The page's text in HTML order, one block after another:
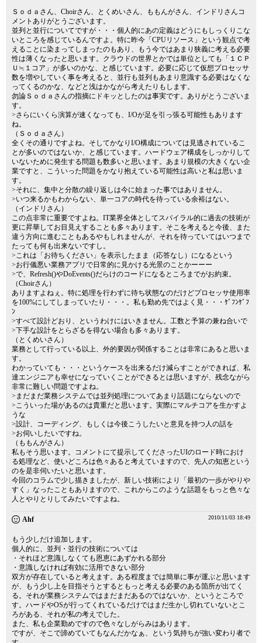
Ｓｏｄａさん、Choirさん、とくめいさん、ももんがさん、インドリさんコ
メントありがとうございます。
並列と並行についてですが・・・個人的にあの定義はどうにもしっくりこな
いところを感じているんですよ。特に昨今「CPUリソース」という観点で考
えることに染まってしまったのもあり、もう今ではあまり狭義に考える必要
性は薄くなったと思います。クラウドの世界とかでは単位としても「１ＣＰ
Ｕ≒１コア」が多いのかな、と感じています。必要に応じて仮想プロセッサ
数を増やしていく事を考えると、並行も並列もあまり意識する必要はなくな
ってくるのかな、などと浅はかながら考えたりもします。
勿論Ｓｏｄａさんの指摘にドキッとしたのは事実です。ありがとうございま
す。
>さらにいくら演算が速くなっても、I/Oが足を引っ張る可能性もあります
ね。
（Ｓｏｄａさん）
全くその通りですよね。そしてかなりI/O構成については見逃されているこ
とが多いのではないか、と感じています。ハードウェア構成をしっかりして
いないために発生する問題も数多いと思います。あまり規模の大きくない企
業ですと、こういった問題をかなり抱えている可能性は高いと私は思いま
す。
>それに、集中と分散の繰り返しは今に始まった事ではありません。
>いつ来るかもわからない、単一コアの時代を待っている余裕はない。
（インドリさん）
この点非常に重要ですよね。IT業界全体としてスパイラル的に過去の技術が
更に昇華してお目見えすることも多々あります。そこを考えると今後、また
違う方向に進むこともあるやもしれませんが、それを待っていてはいつまで
たっても何も出来ないですし。
>これは「お待ちください」を表示したまま（応答なし）になるという
>お行儀悪い業務アプリで日常的に見かける光景のことかーーー
>で、Refresh()やDoEvents()だらけのコードになるところまでがお約束。
（Choirさん）
ありますよねぇ。特に処理を行わずに待ち状態なのだけどプロセッサ使用率
を100%にしてしまっていたり・・・。私も勤め先ではよく見・・・ｹﾞﾌﾝｹﾞﾌ
ﾝ
>すべて設計どおり、というわけにはいきません。工数と予算の兼ね合いで
>下手な設計をとらざるを得ない場合も多々あります。
（とくめいさん）
業務として行っている以上、外的要因が関係することは非常にあると思いま
す。
わかっていても・・・というケースを出来るだけ減らすことができれば、私
達エンジニアも幸せになっていくことができるとは思いますが、残念ながら
非常に難しい問題ですよね。
>まだまだ業務システムでは並列処理についてあまり話題にならないので
>こういった場があるのは貴重だと思います。実際にマルチコアを生かすよ
うな
>設計、コーディング、もしくは今後こうしたいと意見を持つ人の話を
>お伺いしたいですね。
（ももんがさん）
私もそう思います。コメントにて提示してくださったUIのロード時におけ
る処理など、使いどころは色々あると考えていますので、先人の知恵という
のを是非伺いたいと思います。
今回のコラムで少し描きましたが、新しい技術により「最初の一歩がやりや
すく」なったこともありますので、これからこのような話題をもっと色々な
人とやりとりしてみたいですよね。
Ahf 2010/11/03 18:49
もう少しだけ追加します。
個人的に、並列・並行の技術については
・それほど意識しなくても恩恵にあずかれる部分
・意識しなければ有効に活用できない部分
双方が存在していると考えます。ある程度までは簡単に事が運ぶと思います
が、もう少し上を目指そうとするともっと考える必要のある箇所が出てく
る。それが業務システムではまだまだあるのではないか、というところで
す。ハードやOSが行ってくれているだけではまだ生かし切れていないとこ
ろがある、それが私の考えでした。
また、私も企業勤めですので色々なしがらみはあります。
ですが、そこで諦めていてもなんだかなぁ、という気持ちが強い変わり者で